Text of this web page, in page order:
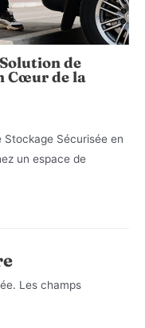
de
Cœur de la
Stockage Sécurisée en
un espace de
Les champs